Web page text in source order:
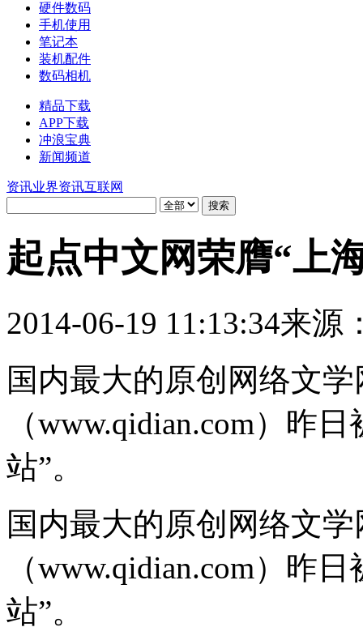
硬件数码
手机使用
笔记本
装机配件
数码相机
精品下载
APP下载
冲浪宝典
新闻频道
资讯业界资讯互联网
起点中文网荣膺“上
2014-06-19 11:13:34来源
国内最大的原创网络文
（www.qidian.com）昨
站”。
国内最大的原创网络文
（www.qidian.com）昨
站”。